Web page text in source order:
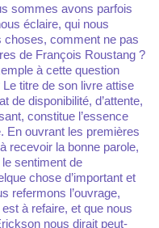
sommes avons parfois
éclaire, qui nous
choses, comment ne pas
de François Roustang ?
à cette question
Le titre de son livre attise
de disponibilité, d’attente,
constitue l’essence
En ouvrant les premières
recevoir la bonne parole,
sentiment de
chose d’important et
refermons l’ouvrage,
à refaire, et que nous
nous dirait peut-